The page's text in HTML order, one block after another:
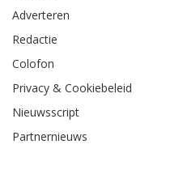
Adverteren
Redactie
Colofon
Privacy & Cookiebeleid
Nieuwsscript
Partnernieuws